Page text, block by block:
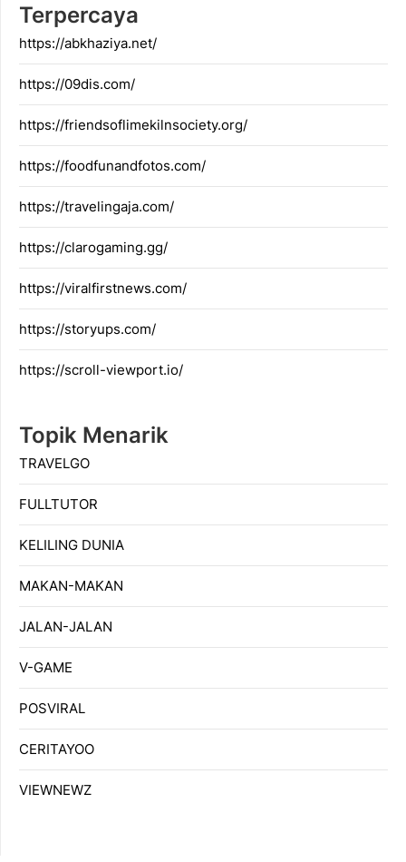
Terpercaya
https://abkhaziya.net/
https://09dis.com/
https://friendsoflimekilnsociety.org/
https://foodfunandfotos.com/
https://travelingaja.com/
https://clarogaming.gg/
https://viralfirstnews.com/
https://storyups.com/
https://scroll-viewport.io/
Topik Menarik
TRAVELGO
FULLTUTOR
KELILING DUNIA
MAKAN-MAKAN
JALAN-JALAN
V-GAME
POSVIRAL
CERITAYOO
VIEWNEWZ